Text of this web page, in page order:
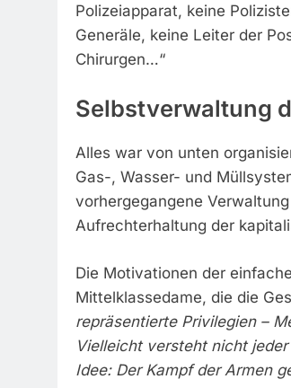
Polizeiapparat, keine
Generäle, keine Leiter der
Chirurgen…“
Selbstverwaltung
Alles war von unten
Gas-, Wasser- und
vorhergegangene
Aufrechterhaltung der
Die Motivationen der
Mittelklassedame, die die
repräsentierte Privilegien –
Vielleicht versteht nicht
Idee: Der Kampf der Armen